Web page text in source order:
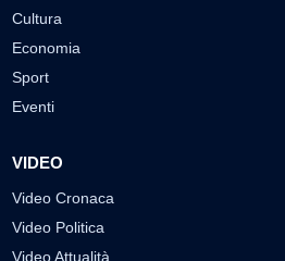
Cultura
Economia
Sport
Eventi
VIDEO
Video Cronaca
Video Politica
Video Attualità